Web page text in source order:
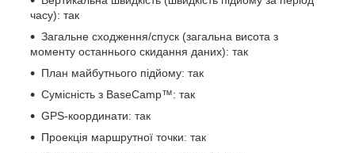
часу): так
Загальне сходження/спуск (загальна висота з
моменту останнього скидання даних): так
План майбутнього підйому: так
Сумісність з BaseCamp™: так
GPS-координати: так
Проекція маршрутної точки: так